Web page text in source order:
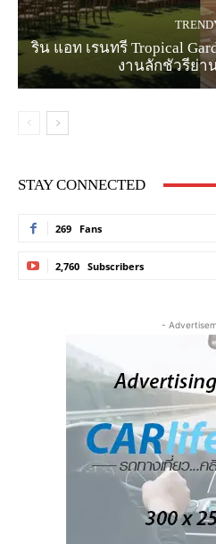
ริน แอท เรนทรี Tropical
งานลักชัวรีย่า
STAY CONNECTED
269 Fans
2,760 Subscribers
-